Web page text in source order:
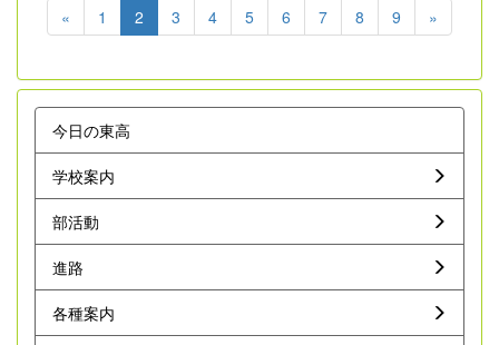
« 1 2 3 4 5 6 7 8 9 »
今日の東高
学校案内
部活動
進路
各種案内